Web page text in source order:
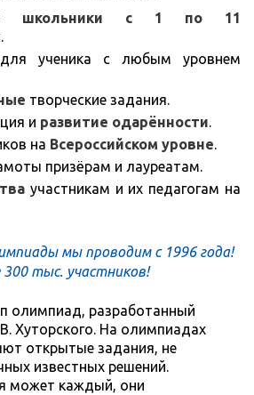
школьники с 1 по 11
.
ученика с любым уровнем
творческие задания.
и развитие одарённости.
на Всероссийском уровне.
призёрам и лауреатам.
участникам и их педагогам на
мы проводим с 1996 года!
300 тыс. участников!
олимпиад, разработанный
Хуторского. На олимпиадах
открытые задания, не
известных решений.
может каждый, они